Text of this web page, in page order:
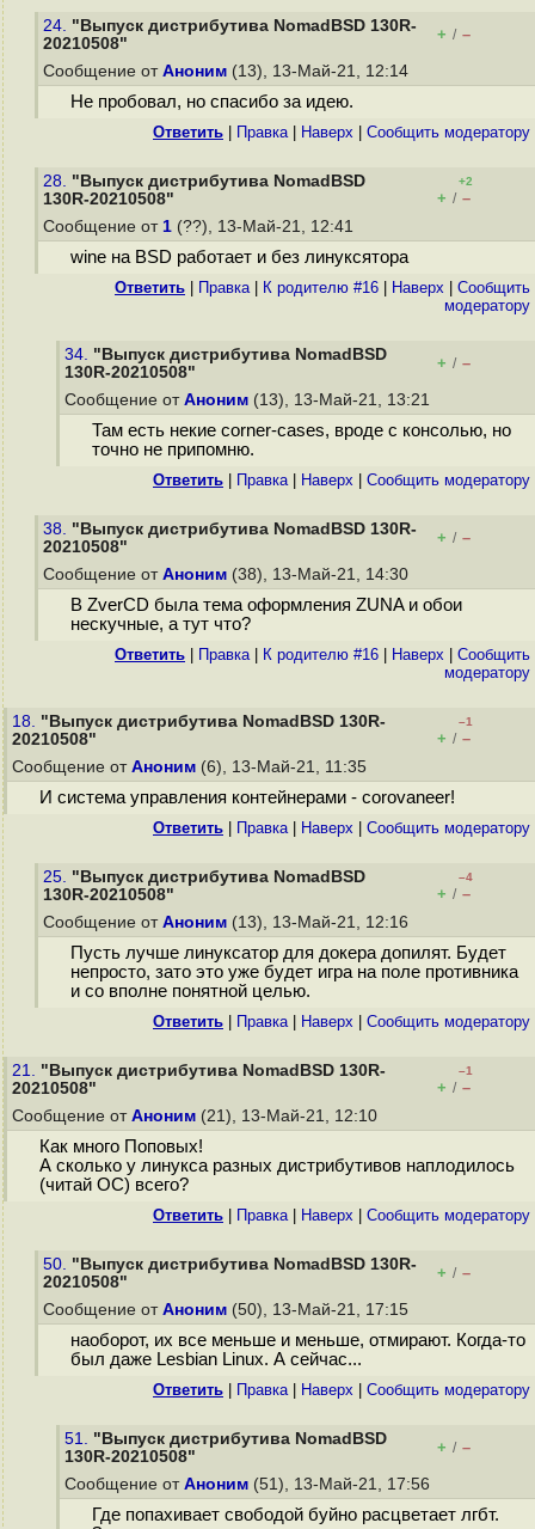
24. "Выпуск дистрибутива NomadBSD 130R-
20210508"
+ / –
Сообщение от Аноним (13), 13-Май-21, 12:14
Не пробовал, но спасибо за идею.
Ответить Правка| Наверх Cообщить модератору
28. "Выпуск дистрибутива NomadBSD
130R-20210508"
+2
+ / –
Сообщение от 1 (??), 13-Май-21, 12:41
wine на BSD работает и без линуксятора
Ответить Правка| К родителю #16 Наверх
Cообщить
модератору
34. "Выпуск дистрибутива NomadBSD
130R-20210508"
+ / –
Сообщение от Аноним (13), 13-Май-21, 13:21
Там есть некие corner-cases, вроде с консолью, но
точно не припомню.
Ответить Правка| Наверх Cообщить модератору
38. "Выпуск дистрибутива NomadBSD 130R-
20210508"
+ / –
Сообщение от Аноним (38), 13-Май-21, 14:30
В ZverCD была тема оформления ZUNA и обои
нескучные, а тут что?
Ответить Правка| К родителю #16 Наверх
Cообщить
модератору
18. "Выпуск дистрибутива NomadBSD 130R-
20210508"
–1
+ / –
Сообщение от Аноним (6), 13-Май-21, 11:35
И система управления контейнерами - corovaneer!
Ответить Правка| Наверх Cообщить модератору
25. "Выпуск дистрибутива NomadBSD
130R-20210508"
–4
+ / –
Сообщение от Аноним (13), 13-Май-21, 12:16
Пусть лучше линуксатор для докера допилят. Будет
непросто, зато это уже будет игра на поле противника
и со вполне понятной целью.
Ответить Правка| Наверх Cообщить модератору
21. "Выпуск дистрибутива NomadBSD 130R-
20210508"
–1
+ / –
Сообщение от Аноним (21), 13-Май-21, 12:10
Как много Поповых!
А сколько у линукса разных дистрибутивов наплодилось
(читай ОС) всего?
Ответить Правка| Наверх Cообщить модератору
50. "Выпуск дистрибутива NomadBSD 130R-
20210508"
+ / –
Сообщение от Аноним (50), 13-Май-21, 17:15
наоборот, их все меньше и меньше, отмирают. Когда-то
был даже Lesbian Linux. А сейчас...
Ответить Правка| Наверх Cообщить модератору
51. "Выпуск дистрибутива NomadBSD
130R-20210508"
+ / –
Сообщение от Аноним (51), 13-Май-21, 17:56
Где попахивает свободой буйно расцветает лгбт.